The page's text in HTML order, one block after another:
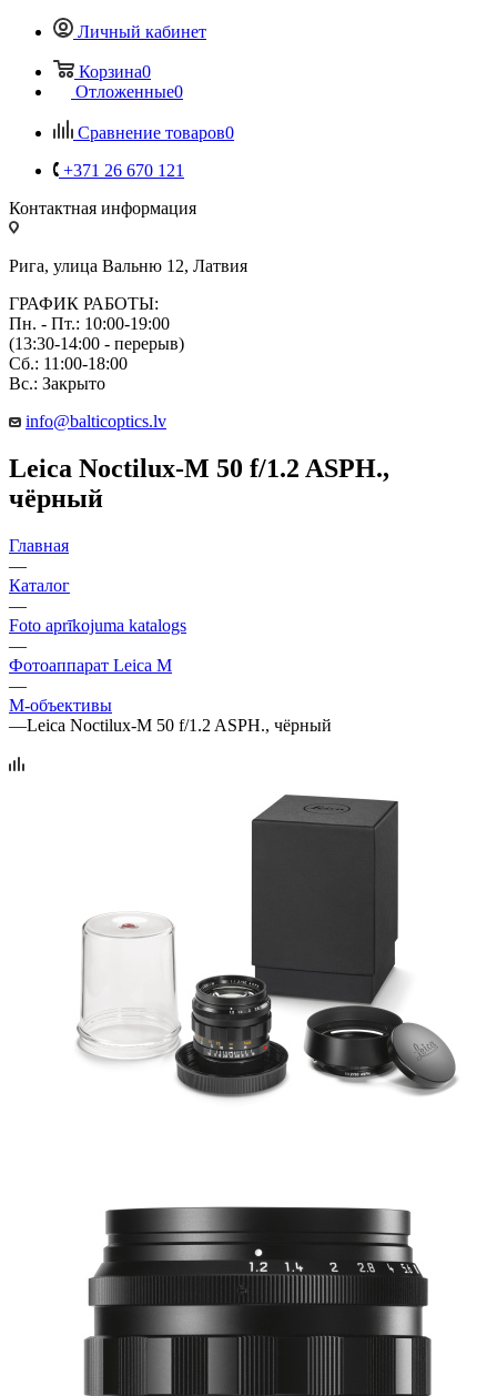
Личный кабинет
Корзина0
Отложенные0
Сравнение товаров0
+371 26 670 121
Контактная информация
Рига, улица Вальню 12, Латвия
ГРАФИК РАБОТЫ:
Пн. - Пт.: 10:00-19:00
(13:30-14:00 - перерыв)
Сб.: 11:00-18:00
Вс.: Закрыто
info@balticoptics.lv
Leica Noctilux-M 50 f/1.2 ASPH.,
чёрный
Главная
—
Каталог
—
Foto aprīkojuma katalogs
—
Фотоаппарат Leica M
—
М-объективы
—Leica Noctilux-M 50 f/1.2 ASPH., чёрный